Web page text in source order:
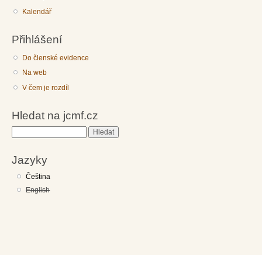
Kalendář
Přihlášení
Do členské evidence
Na web
V čem je rozdíl
Hledat na jcmf.cz
Jazyky
Čeština
English